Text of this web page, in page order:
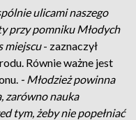
ulicami naszego
przy pomniku Młodych
miejscu- zaznaczył
Równie ważne jest
- Młodzież powinna
zarówno nauka
tym, żeby nie popełniać